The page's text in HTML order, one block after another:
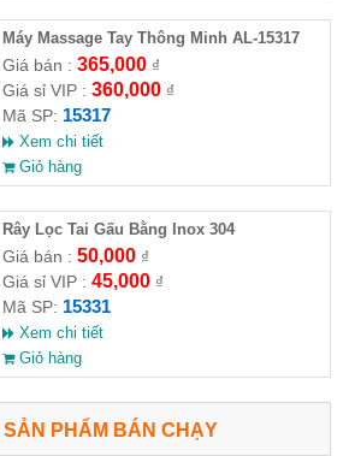
Máy Massage Tay Thông Minh AL-15317
Giá bán : 365,000₫
Giá sỉ VIP : 360,000₫
Mã SP: 15317
Xem chi tiết
Giỏ hàng
Rây Lọc Tai Gấu Bằng Inox 304
Giá bán : 50,000₫
Giá sỉ VIP : 45,000₫
Mã SP: 15331
Xem chi tiết
Giỏ hàng
PHẨM BÁN CHẠY